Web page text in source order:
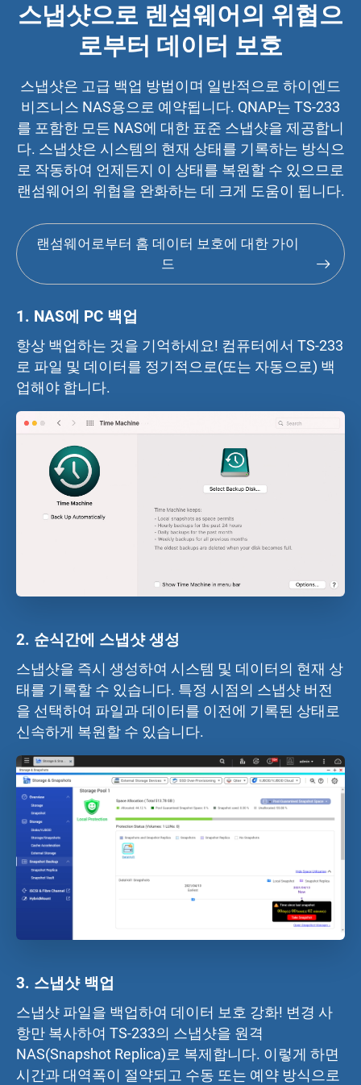
스냅샷으로 렌섬웨어의 위협으
로부터 데이터 보호
스냅샷은 고급 백업 방법이며 일반적으로 하이엔드
비즈니스 NAS용으로 예약됩니다. QNAP는 TS-233
를 포함한 모든 NAS에 대한 표준 스냅샷을 제공합니
다. 스냅샷은 시스템의 현재 상태를 기록하는 방식으
로 작동하여 언제든지 이 상태를 복원할 수 있으므로
랜섬웨어의 위협을 완화하는 데 크게 도움이 됩니다.
랜섬웨어로부터 홈 데이터 보호에 대한 가이
드
1. NAS에 PC 백업
항상 백업하는 것을 기억하세요! 컴퓨터에서 TS-233
로 파일 및 데이터를 정기적으로(또는 자동으로) 백
업해야 합니다.
2. 순식간에 스냅샷 생성
스냅샷을 즉시 생성하여 시스템 및 데이터의 현재 상
태를 기록할 수 있습니다. 특정 시점의 스냅샷 버전
을 선택하여 파일과 데이터를 이전에 기록된 상태로
신속하게 복원할 수 있습니다.
3. 스냅샷 백업
스냅샷 파일을 백업하여 데이터 보호 강화! 변경 사
항만 복사하여 TS-233의 스냅샷을 원격
NAS(Snapshot Replica)로 복제합니다. 이렇게 하면
시간과 대역폭이 절약되고 수동 또는 예약 방식으로